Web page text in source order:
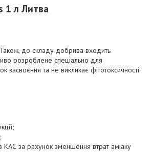
1 л Литва
до складу добрива входить
розроблене спеціально для
та не викликає фітотоксичності.
КАС за рахунок зменшення втрат аміаку